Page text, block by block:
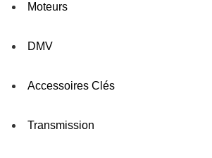
Moteurs
DMV
Accessoires Clés
Transmission